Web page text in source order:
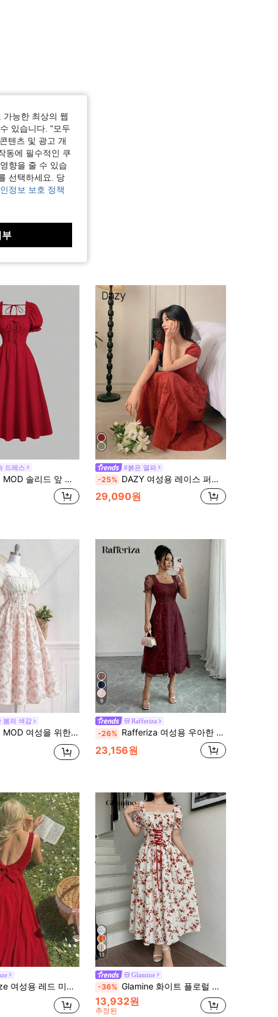
드레스
리드 앞 스트랩 퍼프 슬리브 드레스
#붉은 열파
-25% DAZY 여성용 레이스 퍼프 소매 허리 미디 드레스 선드레스
29,090원
봄의 색감
패치워크 드레스, 봄 드레스, 휴가 의상 여성, 해변 휴가복, 보헤미안 드레스 여성, 올드 머니 스타일
9
Rafferiza
-26% Rafferiza 여성용 우아한 하트넥 퍼프 슬리브 자수 메쉬 셔링 허리 미디 드레스, 여름
23,156원
레스 리본 장식, 코티지 코어 피크닉 여름 휴가 의상, 우아한 웨딩 파티, 레드 여름 비치 선드레스
13
Glamine
-36% Glamine 화이트 플로럴 여름 코티지 코어 티파티 드레스, 여성용 우아한 프렌치 스타일 스퀘어 넥 퍼프 소매 코르셋 미디 드레스, 레드 플로럴 가든, 페티트 여성
13,932원
추정된
능한 최상의 웹
있습니다. "모두
텐츠 및 광고 개
동에 필수적인 쿠
향을 줄 수 있습
선택하세요. 당
정보 보호 정책
부